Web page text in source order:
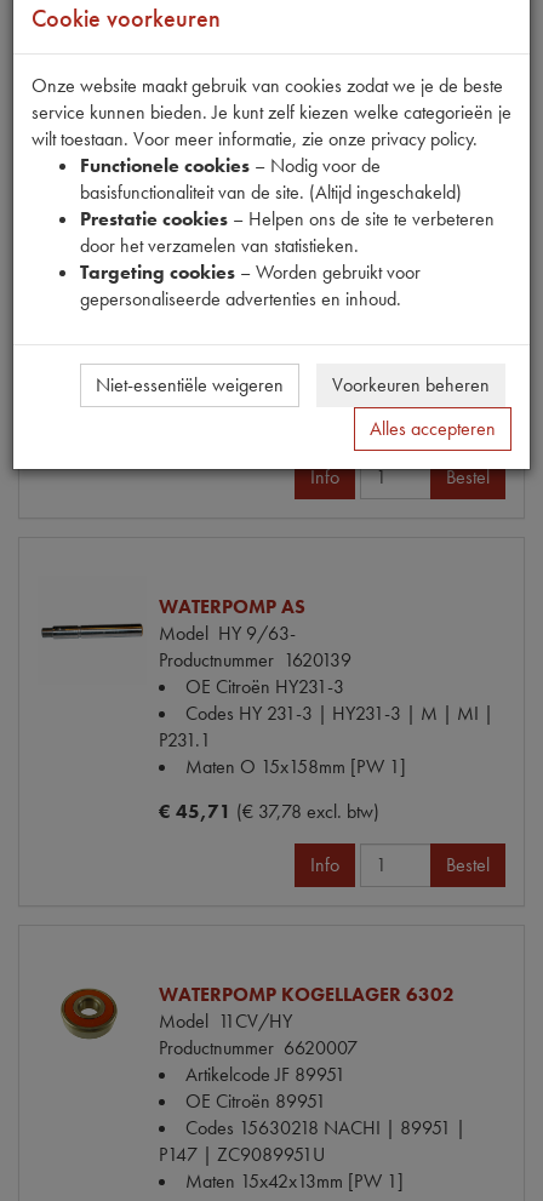
€ 18,09
Info Bestel
WATERPOMP
ModelHY 9/63-
Productnummer1620131
OE Citroën5443099V
P1.231
Maten [PW 1]
(€ 305,00 excl. btw)
Info Bestel
WATERPOMP AS
Model HY 9/63-
Productnummer 1620139
OE Citroën HY231-3
Codes HY 231-3 | HY231-3 | M | MI |
P231.1
Maten O 15x158mm [PW 1]
€ 45,71 (€ 37,78 excl. btw)
Info Bestel
WATERPOMP KOGELLAGER 6302
Model 11CV/HY
Productnummer 6620007
Artikelcode JF 89951
OE Citroën 89951
Codes 15630218 NACHI | 89951 |
P147 | ZC9089951U
Maten 15x42x13mm [PW 1]
Cookie voorkeuren
Onze website maakt gebruik van cookies zodat we je de beste
service kunnen bieden. Je kunt zelf kiezen welke categorieën je
wilt toestaan. Voor meer informatie, zie onze privacy policy.
Functionele cookies – Nodig voor de
basisfunctionaliteit van de site. (Altijd ingeschakeld)
Prestatie cookies – Helpen ons de site te verbeteren
door het verzamelen van statistieken.
Targeting cookies – Worden gebruikt voor
gepersonaliseerde advertenties en inhoud.
Niet-essentiële weigeren
Voorkeuren beheren
Alles accepteren